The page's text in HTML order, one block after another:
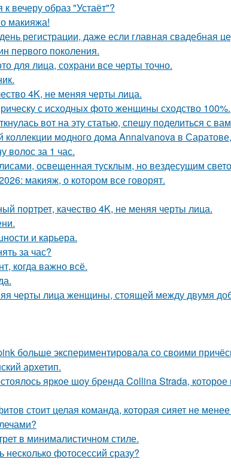
вечеру образ "Устаёт"?
макияжа!
регистрации, даже если главная свадебная
первого поколения.
для лица, сохрани все черты точно.
4K, не меняя черты лица.
с исходных фото женщины сходство 100%.
вот на эту статью, спешу поделиться с
коллекции модного дома Annaivanova в
волос за 1 час.
освещенная тусклым, но вездесущим
макияж, о котором все говорят.
портрет, качество 4K, не меняя черты лица.
и карьера.
за час?
когда важно всё.
черты лица женщины, стоящей между двумя
больше экспериментировала со своими
архетип.
яркое шоу бренда Collina Strada,
стоит целая команда, которая сияет не менее
в минималистичном стиле.
несколько фотосессий сразу?